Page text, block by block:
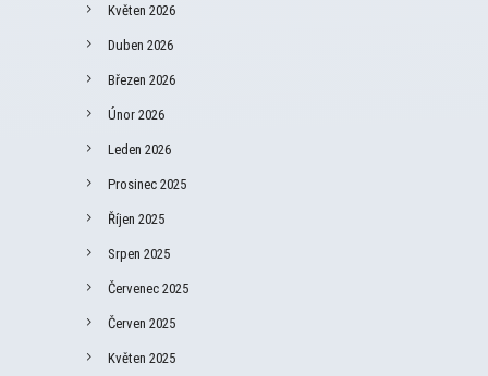
Květen 2026
Duben 2026
Březen 2026
Únor 2026
Leden 2026
Prosinec 2025
Říjen 2025
Srpen 2025
Červenec 2025
Červen 2025
Květen 2025